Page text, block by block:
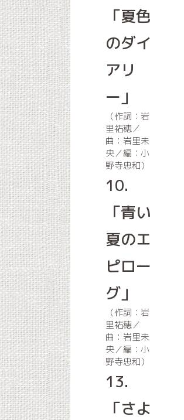
「夏色
のダイ
アリ
ー」
（作詞：岩
里祐穂／
曲：岩里未
央／編：小
野寺忠和）
10.
「青い
夏のエ
ピロー
グ」
（作詞：岩
里祐穂／
曲：岩里未
央／編：小
野寺忠和）
13.
「さよ